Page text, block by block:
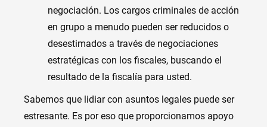
negociación. Los cargos criminales de acción
en grupo a menudo pueden ser reducidos o
desestimados a través de negociaciones
estratégicas con los fiscales, buscando el
resultado de la fiscalía para usted.
Sabemos que lidiar con asuntos legales puede ser
estresante. Es por eso que proporcionamos apoyo